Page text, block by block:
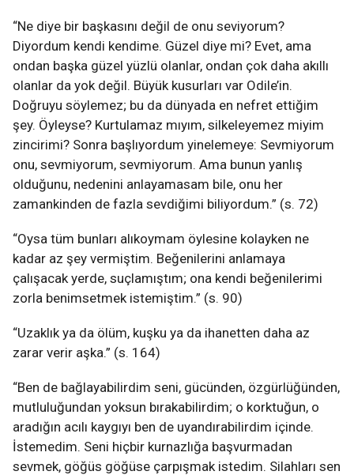
“Ne diye bir başkasını değil de onu seviyorum?
Diyordum kendi kendime. Güzel diye mi? Evet, ama
ondan başka güzel yüzlü olanlar, ondan çok daha akıllı
olanlar da yok değil. Büyük kusurları var Odile’in.
Doğruyu söylemez; bu da dünyada en nefret ettiğim
şey. Öyleyse? Kurtulamaz mıyım, silkeleyemez miyim
zincirimi? Sonra başlıyordum yinelemeye: Sevmiyorum
onu, sevmiyorum, sevmiyorum. Ama bunun yanlış
olduğunu, nedenini anlayamasam bile, onu her
zamankinden de fazla sevdiğimi biliyordum.” (s. 72)
“Oysa tüm bunları alıkoymam öylesine kolayken ne
kadar az şey vermiştim. Beğenilerini anlamaya
çalışacak yerde, suçlamıştım; ona kendi beğenilerimi
zorla benimsetmek istemiştim.” (s. 90)
“Uzaklık ya da ölüm, kuşku ya da ihanetten daha az
zarar verir aşka.” (s. 164)
“Ben de bağlayabilirdim seni, gücünden, özgürlüğünden,
mutluluğundan yoksun bırakabilirdim; o korktuğun, o
aradığın acılı kaygıyı ben de uyandırabilirdim içinde.
İstemedim. Seni hiçbir kurnazlığa başvurmadan
sevmek, göğüs göğüse çarpışmak istedim. Silahları sen